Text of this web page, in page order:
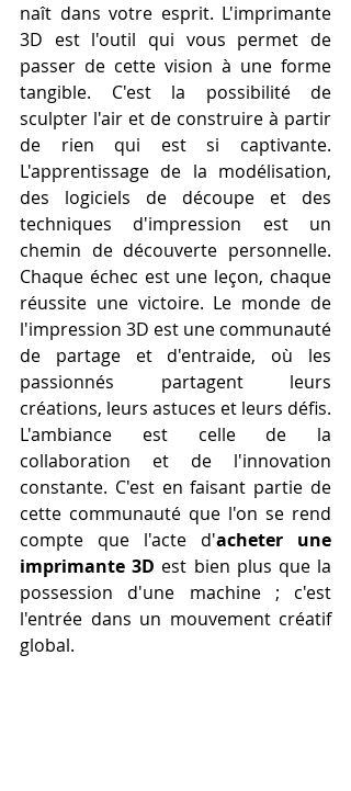
naît dans votre esprit. L'imprimante
3D est l'outil qui vous permet de
passer de cette vision à une forme
tangible. C'est la possibilité de
sculpter l'air et de construire à partir
de rien qui est si captivante.
L'apprentissage de la modélisation,
des logiciels de découpe et des
techniques d'impression est un
chemin de découverte personnelle.
Chaque échec est une leçon, chaque
réussite une victoire. Le monde de
l'impression 3D est une communauté
de partage et d'entraide, où les
passionnés partagent leurs
créations, leurs astuces et leurs défis.
L'ambiance est celle de la
collaboration et de l'innovation
constante. C'est en faisant partie de
cette communauté que l'on se rend
compte que l'acte d'acheter une
imprimante 3D est bien plus que la
possession d'une machine ; c'est
l'entrée dans un mouvement créatif
global.